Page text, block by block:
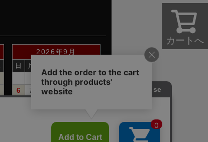
カートへ
2026年9月
日 月
1
2 3 4
5
6
7 8 9 10